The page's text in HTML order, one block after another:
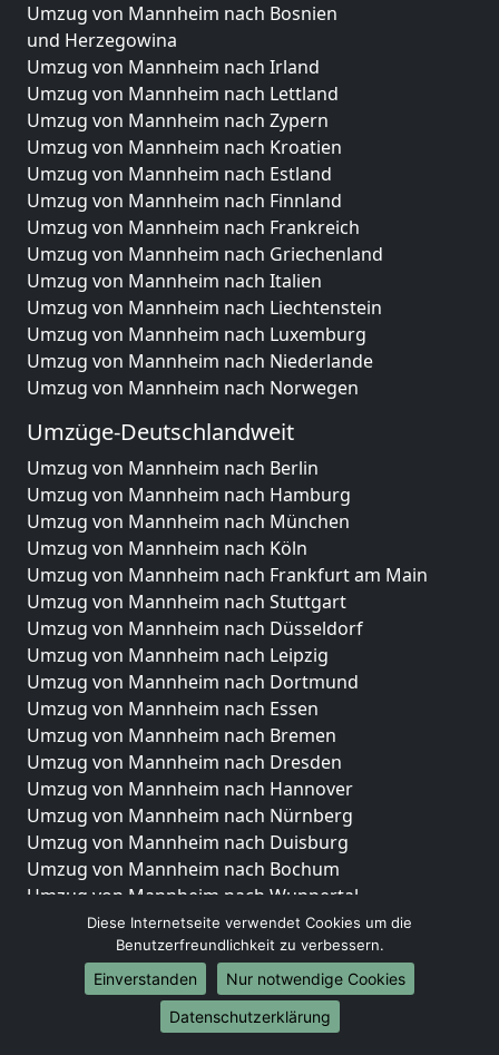
Umzug von Mannheim nach Bosnien
und Herzegowina
Umzug von Mannheim nach Irland
Umzug von Mannheim nach Lettland
Umzug von Mannheim nach Zypern
Umzug von Mannheim nach Kroatien
Umzug von Mannheim nach Estland
Umzug von Mannheim nach Finnland
Umzug von Mannheim nach Frankreich
Umzug von Mannheim nach Griechenland
Umzug von Mannheim nach Italien
Umzug von Mannheim nach Liechtenstein
Umzug von Mannheim nach Luxemburg
Umzug von Mannheim nach Niederlande
Umzug von Mannheim nach Norwegen
Umzüge-Deutschlandweit
Umzug von Mannheim nach Berlin
Umzug von Mannheim nach Hamburg
Umzug von Mannheim nach München
Umzug von Mannheim nach Köln
Umzug von Mannheim nach Frankfurt am Main
Umzug von Mannheim nach Stuttgart
Umzug von Mannheim nach Düsseldorf
Umzug von Mannheim nach Leipzig
Umzug von Mannheim nach Dortmund
Umzug von Mannheim nach Essen
Umzug von Mannheim nach Bremen
Umzug von Mannheim nach Dresden
Umzug von Mannheim nach Hannover
Umzug von Mannheim nach Nürnberg
Umzug von Mannheim nach Duisburg
Umzug von Mannheim nach Bochum
Umzug von Mannheim nach Wuppertal
Umzug von Mannheim nach Bielefeld
Umzug von Mannheim nach Bonn
Umzug von Mannheim nach Münster
Internationale-Umzüge
Diese Internetseite verwendet Cookies um die
Benutzerfreundlichkeit zu verbessern.
Einverstanden
Nur notwendige Cookies
Datenschutzerklärung